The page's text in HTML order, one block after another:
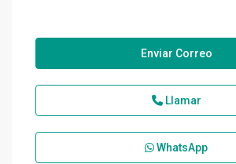
Enviar Correo
Llamar
WhatsApp